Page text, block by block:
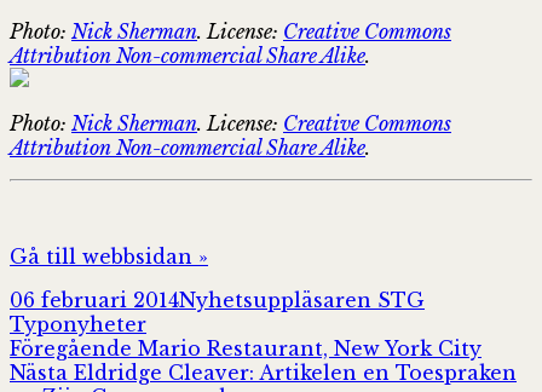
Photo: Nick Sherman. License: Creative Commons
Attribution Non-commercial Share Alike.
Photo: Nick Sherman. License: Creative Commons
Attribution Non-commercial Share Alike.
Gå till webbsidan »
Postat
06 februari 2014Författare
Nyhetsuppläsaren STGKategorier
Typonyheter
Inläggsnavigering
Föregående Föregående
inlägg:
Mario Restaurant, New York City
Nästa Nästa
Eldridge Cleaver: Artikelen en Toespraken